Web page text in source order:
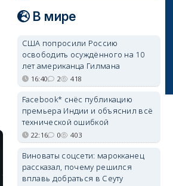
В мире
США попросили Россию
освободить осуждённого на 10
лет американца Гилмана
16:40 2 418
Facebook* снёс публикацию
премьера Индии и объяснил всё
технической ошибкой
22:16 0 403
Виноваты соцсети: марокканец
рассказал, почему решился
вплавь добраться в Сеуту